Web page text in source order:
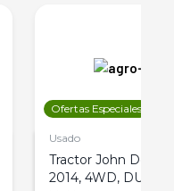
Ofertas Especiales
Usado
Tractor John Deere
2014, 4WD, DUAL